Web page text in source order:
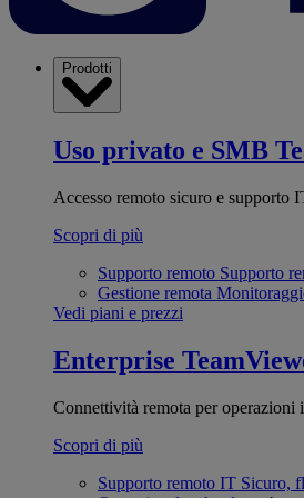
Prodotti
Uso privato e SMB
Accesso remoto sicuro e supporto
Scopri di più
Supporto remoto Supporto
Gestione remota
Vedi piani e prezzi
Enterprise
Connettività remota per operazioni
Scopri di più
Supporto remoto IT Sicuro,